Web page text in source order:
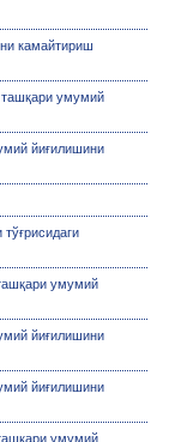
камайтириш
ташқари умумий
йиғилишини
умумий
йиғилишини
йиғилишини
умумий